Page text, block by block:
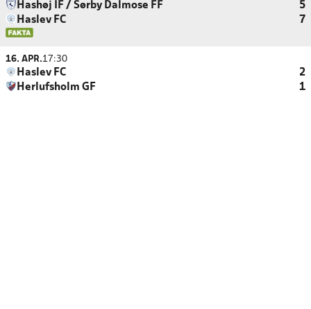
Hashøj IF / Sørby Dalmose FF
5
Haslev FC
7
16. APR.17:30
Haslev FC
2
Herlufsholm GF
1